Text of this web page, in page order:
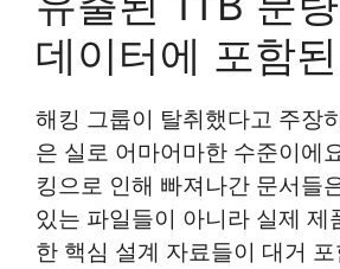
데이터에 포함
해킹 그룹이 탈취했다고 주장
은 실로 어마어마한 수준이에
킹으로 인해 빠져나간 문서들
있는 파일들이 아니라 실제 제
한 핵심 설계 자료들이 대거